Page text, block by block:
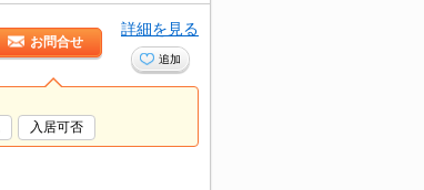
お問合せ
詳細を見る
追加
入居可否